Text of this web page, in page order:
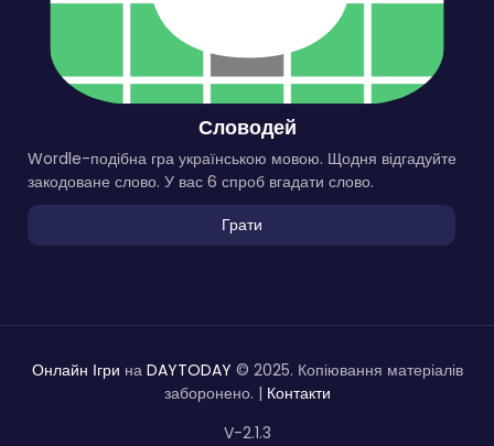
Словодей
Wordle-подібна гра українською мовою. Щодня відгадуйте
закодоване слово. У вас 6 спроб вгадати слово.
Грати
Онлайн Ігри на DAYTODAY © 2025. Копіювання матеріалів
заборонено. | Контакти
V-2.1.3